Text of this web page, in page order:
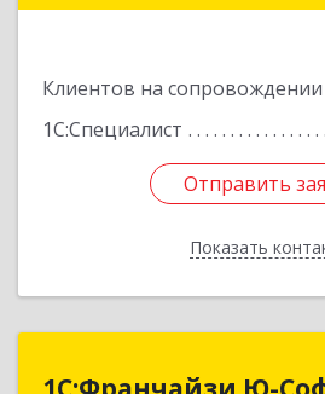
Клиентов на сопровождении
1С:Специалист
Отправить
Показать
Отправить
Назад